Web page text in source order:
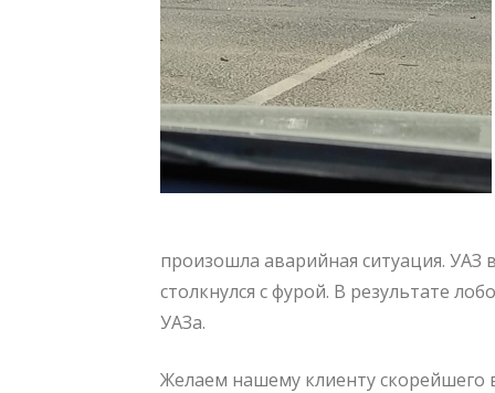
произошла аварийная ситуация. УАЗ
столкнулся с фурой. В результате
УАЗа.
Желаем нашему клиенту скорейшего